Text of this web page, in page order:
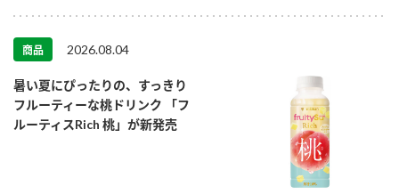
商品 2026.08.04
暑い夏にぴったりの、すっきり
フルーティーな桃ドリンク 「フ
ルーティスRich 桃」が新発売